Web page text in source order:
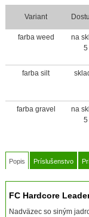
Variant
farba weed
na
5
farba silt
farba gravel
na
5
Popis Príslušenstvo
FC Hardcore
Nadväzec so siným